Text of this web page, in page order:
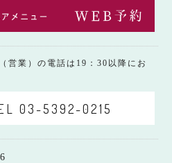
営業）の電話は19：30以降にお
03-5392-0215